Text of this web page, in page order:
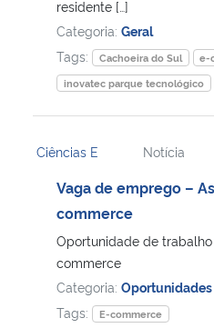
Ministério do Turismo
Ministério do Desenvolvimento Regional
Ministério da Mulher, da Família e dos
Secretaria-Geral
Secretaria de Governo
residente […]
Categoria: Geral
Tags:
Cachoeira do Sul e-
inovatec parque tecnológico
Ciências E Notícia
Vaga de emprego –
commerce
Oportunidade de
commerce
Categoria: Oportunidades
Tags:
E-commerce